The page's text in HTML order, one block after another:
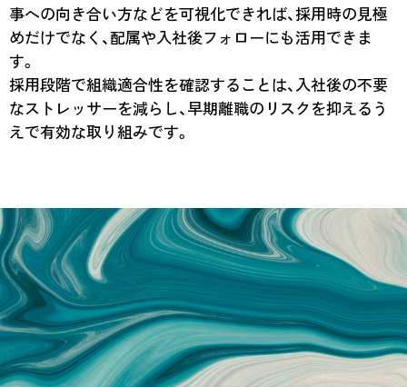
事への向き合い方などを可視化できれば、採用時の見極
めだけでなく、配属や入社後フォローにも活用できま
す。
採用段階で組織適合性を確認することは、入社後の不要
なストレッサーを減らし、早期離職のリスクを抑えるう
えで有効な取り組みです。